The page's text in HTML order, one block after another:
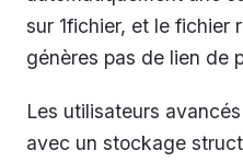
sur 1fichier, et le fichier
génères pas de lien de
Les utilisateurs
avec un stockage